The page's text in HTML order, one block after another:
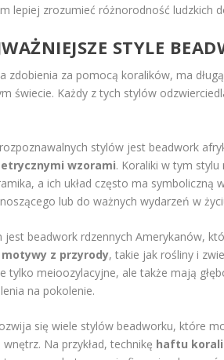
lepiej zrozumieć różnorodność ludzkich
STYLE
zdobienia za pomocą koralików, ma
świecie. Każdy z tych stylów
stylów jest beadwork
wzorami. Koraliki w tym
a ich układ często ma
lub do ważnych wydarzeń w
jest beadwork rdzennych Amerykanów,
motywy z przyrody, takie jak rośliny i
tylko meioozylacyjne, ale także mają
na pokolenie.
się wiele stylów beadworku, które
Na przykład, technikę haftu